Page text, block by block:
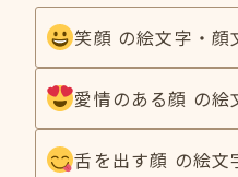
笑顔 の絵文字・顔
愛情のある顔 の
舌を出す顔 の絵文